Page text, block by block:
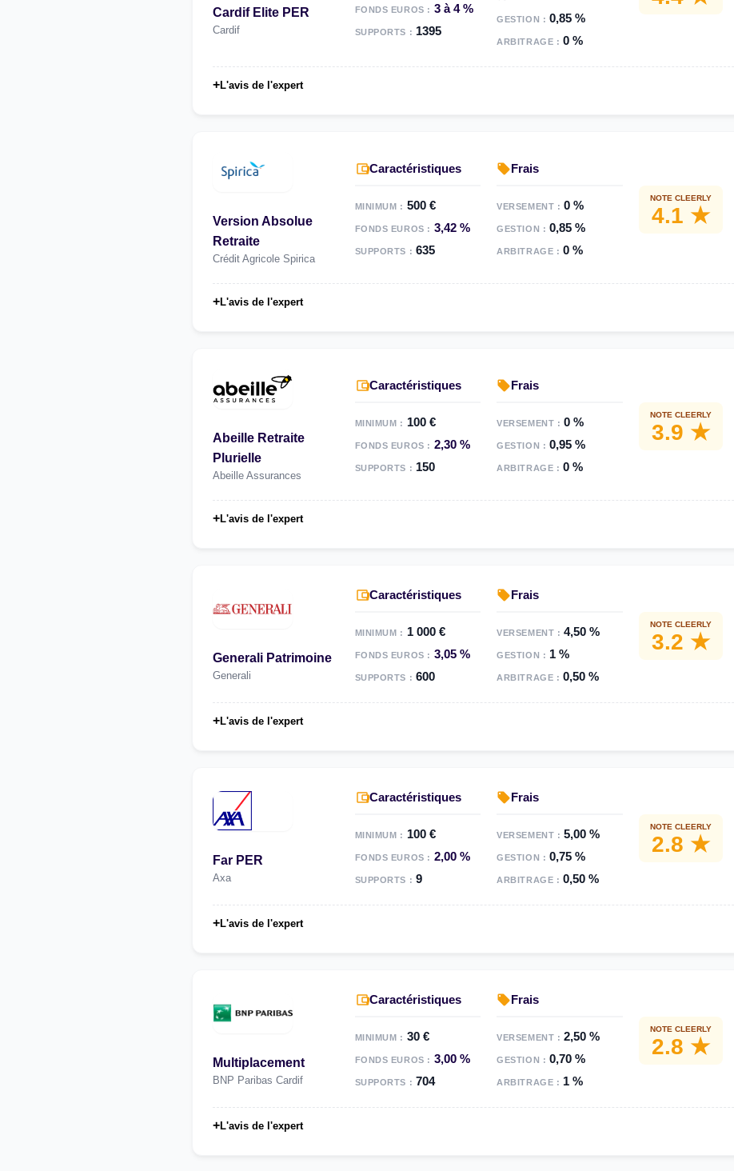
Cardif Elite PER
Cardif
FONDS EUROS : 3 à 4 %
SUPPORTS : 1395
GESTION : 0,85 %
ARBITRAGE : 0 %
+L'avis de l'expert
Version Absolue
Retraite
Crédit Agricole Spirica
Caractéristiques
MINIMUM : 500 €
FONDS EUROS : 3,42 %
SUPPORTS : 635
Frais
VERSEMENT : 0 %
GESTION : 0,85 %
ARBITRAGE : 0 %
NOTE CLEERLY
4.1 ★
+L'avis de l'expert
Abeille Retraite
Plurielle
Abeille Assurances
Caractéristiques
MINIMUM : 100 €
FONDS EUROS : 2,30 %
SUPPORTS : 150
Frais
VERSEMENT : 0 %
GESTION : 0,95 %
ARBITRAGE : 0 %
NOTE CLEERLY
3.9 ★
+L'avis de l'expert
Generali Patrimoine
Generali
Caractéristiques
MINIMUM : 1 000 €
FONDS EUROS : 3,05 %
SUPPORTS : 600
Frais
VERSEMENT : 4,50 %
GESTION : 1 %
ARBITRAGE : 0,50 %
NOTE CLEERLY
3.2 ★
+L'avis de l'expert
Far PER
Axa
Caractéristiques
MINIMUM : 100 €
FONDS EUROS : 2,00 %
SUPPORTS : 9
Frais
VERSEMENT : 5,00 %
GESTION : 0,75 %
ARBITRAGE : 0,50 %
NOTE CLEERLY
2.8 ★
+L'avis de l'expert
Multiplacement
BNP Paribas Cardif
Caractéristiques
MINIMUM : 30 €
FONDS EUROS : 3,00 %
SUPPORTS : 704
Frais
VERSEMENT : 2,50 %
GESTION : 0,70 %
ARBITRAGE : 1 %
NOTE CLEERLY
2.8 ★
+L'avis de l'expert